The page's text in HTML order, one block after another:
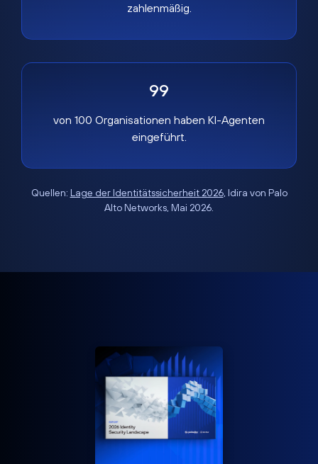
zahlenmäßig.
99
von 100 Organisationen haben KI-Agenten
eingeführt.
Quellen: Lage der Identitätssicherheit 2026, Idira von Palo
Alto Networks, Mai 2026.